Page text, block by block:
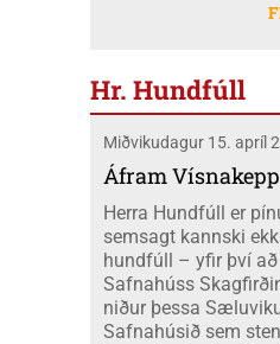
peningum. Væri ekki
Mobeck kl. 15:00. Auk
Borghildi Óskarsdóttur,
Vilhjálmsdóttur og
létu sig ekki vanta
Við áttum einnig fólk í
fengum aukahendur til
"matartjaldinu" og
félaginu okkar í
opna deginum.
stærsti viðburður
og voru að þessu sinni
þátttakendur frá
en flestir af erlendu
Kanada eða um 400
Hr. Hundfúll
Miðvikudagur 15. apríl
Áfram
Herra Hundfúll er
semsagt kannski
hundfúll – yfir því
Safnahúss
niður þessa
Safnahúsið sem